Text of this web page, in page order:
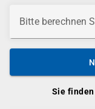
Sie
Bitte berechnen